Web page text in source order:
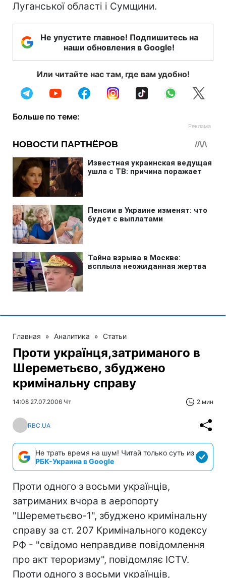
Луганської області і Сумщини.
Не упустите главное! Подпишитесь на
наши обновления в Google!
Или читайте нас там, где вам удобно!
Больше по теме:
Главная » Аналитика » Статьи
Проти українця,затриманого в
Шереметьєво, збуджено
кримінальну справу
14:08 27.07.2006 Чт 2 мин
RBC.UA
Не трать время на шум! Читай только суть из
РБК-Украина в Google
Проти одного з восьми українців,
затриманих вчора в аеропорту
"Шереметьєво-1", збуджено кримінальну
справу за ст. 207 Кримінального кодексу
РФ - "свідомо неправдиве повідомлення
про акт тероризму", повідомляє ICTV.
Проти одного з восьми українців,